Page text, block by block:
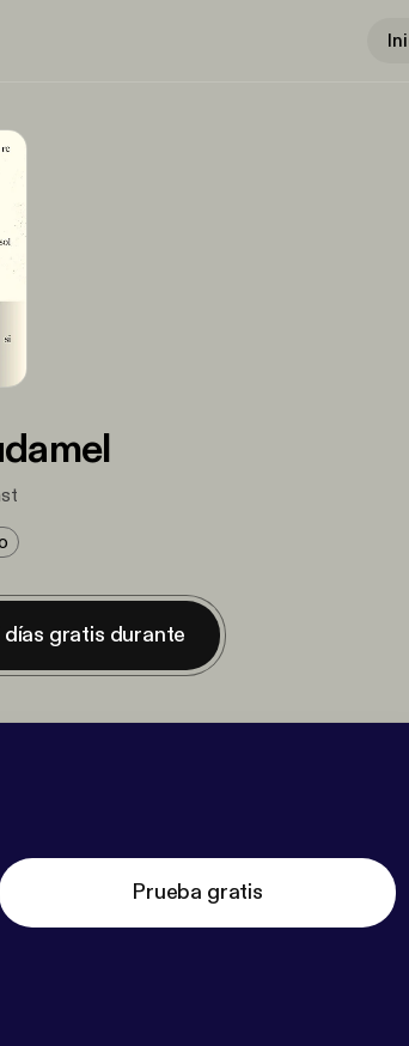
días gratis durante
Prueba gratis